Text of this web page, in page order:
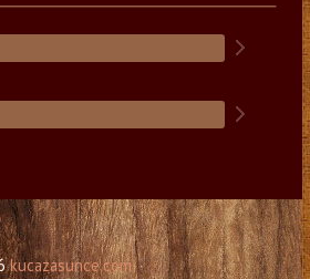
kucazasunce.com